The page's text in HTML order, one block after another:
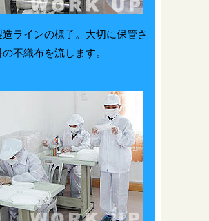
造ラインの様子。大切に保管さ
不織布を流します。